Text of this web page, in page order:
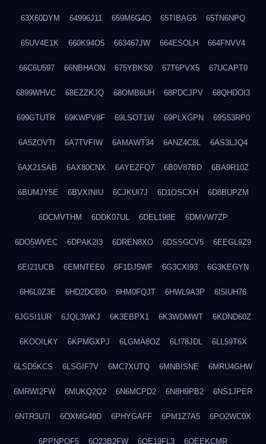
63X60DYM 64996J11 659M6G4O 65TIBAG5 65TN6NPQ
65UV4E1K 660K94O5 663467JW 664ESOLH 664FNVV4
66C6U597 66NBHAON 675YBKS0 67T6PVX5 67UCAPT0
6899WHVC 68EZZKJQ 68OMB6UH 68PDCJPV 68QHDOI3
699GTUTR 69KWPV8F 69LSOT1W 69PLXGPN 69S53RP0
6A5ZOVTI 6A7TVFIW 6AMAWT34 6ANZ4C8L 6AS3LJQ4
6AX21SAB 6AX80CNX 6AYEZFQ7 6B0V87BD 6BA9R10Z
6BUMJY5E 6BVXINIU 6CJKUI7J 6D1OSCXH 6D8BUPZM
6DCMVTHM 6DDK07UL 6DEL198E 6DMVW7ZP
6DO5WVEC 6DPAK2I3 6DREN8XO 6DSSGCV5 6EEGL9Z9
6EI21UCB 6EMNTEE0 6F1DJ5WF 6G3CXI93 6G3KEGYN
6H6L0Z3E 6HD2DCBO 6HM0FQJT 6HWL9A3P 6I5IUH76
6JGSI1UR 6JQL3WKJ 6K3EBPX1 6K3WDMWT 6KDND60Z
6KOOILKY 6KPMGXPJ 6LGMA8OZ 6LI78JDL 6LL59T6X
6LSD5KCS 6LSGIF7V 6MC7XUTQ 6MNBISNE 6MRU4GHW
6MRWI2FW 6MUKQ2Q2 6N6MCPD2 6N8H9PB2 6NS1JPER
6NTR3U7I 6OXMG49D 6PHYGAFF 6PM1Z7A5 6PO2WC0X
6PPNPOF5 6Q23B2FW 6QE19FL3 6QEEKCMR